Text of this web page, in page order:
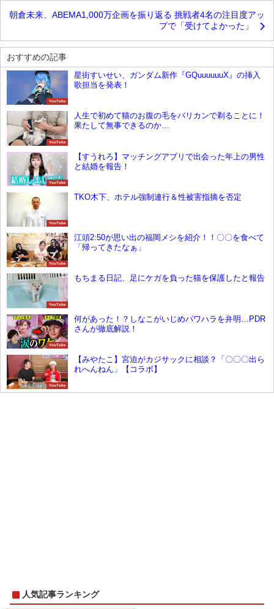
朝倉未来、ABEMA1,000万企画を振り返る 挑戦者4名の注目度アッ
プで「受けてよかった」
おすすめの記事
YouTube
星街すいせい、ガンダム新作『GQuuuuuuX』の挿入
歌担当を発表！
YouTube
人生で初めて猫のお腹の毛をバリカンで剃ることに！
果たして無事できるのか…
YouTube
【すうれろ】マッチングアプリで出会った年上の男性
と結婚を報告！
YouTube
TKO木下、ホテル強制連行＆性被害指摘を否定
YouTube
江頭2:50が思い出の福岡メシを紹介！！〇〇を食べて
「帰ってきたなぁ」
YouTube
もちまる日記、足にケガを負った猫を保護したと報告
YouTube
何があった！？しなこがいじめパワハラを弁明…PDR
さんが徹底解説！
YouTube
【みやたこ】宮迫がカジサックに相談？「〇〇〇出ら
れへんねん」【コラボ】
人気記事ランキング